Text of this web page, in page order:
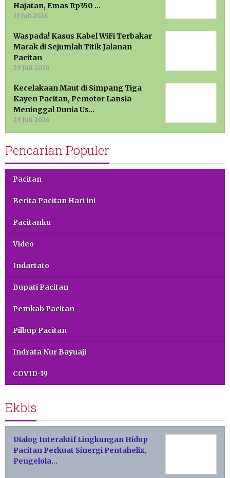
Hajatan, Emas Rp350 …
31 Juli 2026
Waspada! Kasus Kabel WiFi Terbakar
Marak di Sejumlah Titik Jalanan
Pacitan
29 Juli 2026
Kecelakaan Maut di Simpang Tiga
Kayen Pacitan, Pemotor Lansia
Meninggal Dunia Us…
28 Juli 2026
Pencarian Populer
Pacitan
Berita Pacitan Hari ini
Pacitanku
Video
Indartato
Bupati Pacitan
Pemkab Pacitan
Pilbup Pacitan
Indrata Nur Bayuaji
COVID-19
Ekbis
Dialog Interaktif Lingkungan Hidup
Pacitan Perkuat Sinergi Pentahelix,
Pengelola…